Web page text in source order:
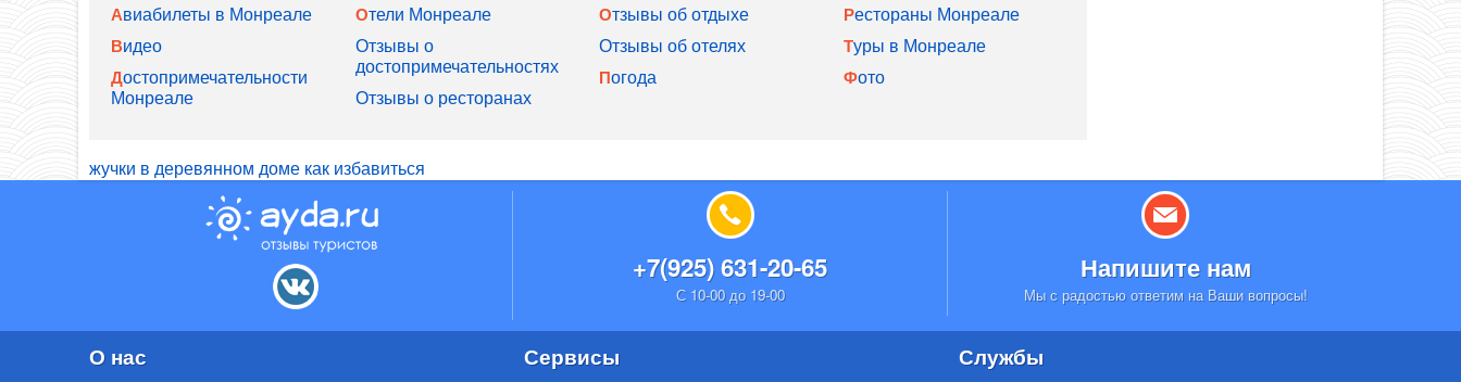
Авиабилеты в Монреале
Видео
Достопримечательности
Монреале
Отели Монреале
Отзывы о
достопримечательностях
Отзывы о ресторанах
Отзывы об отдыхе
Отзывы об отелях
Погода
Рестораны Монреале
Туры в Монреале
Фото
жучки в деревянном доме как избавиться
+7(925) 631-20-65
С 10-00 до 19-00
Напишите нам
Мы с радостью ответим на Ваши вопросы!
О нас Сервисы Службы